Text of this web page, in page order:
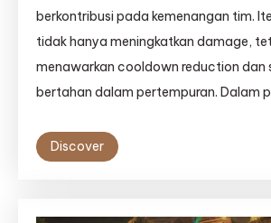
berkontribusi pada kemenangan tim.
tidak hanya meningkatkan damage,
menawarkan cooldown reduction dan
bertahan dalam pertempuran. Dalam
Discover